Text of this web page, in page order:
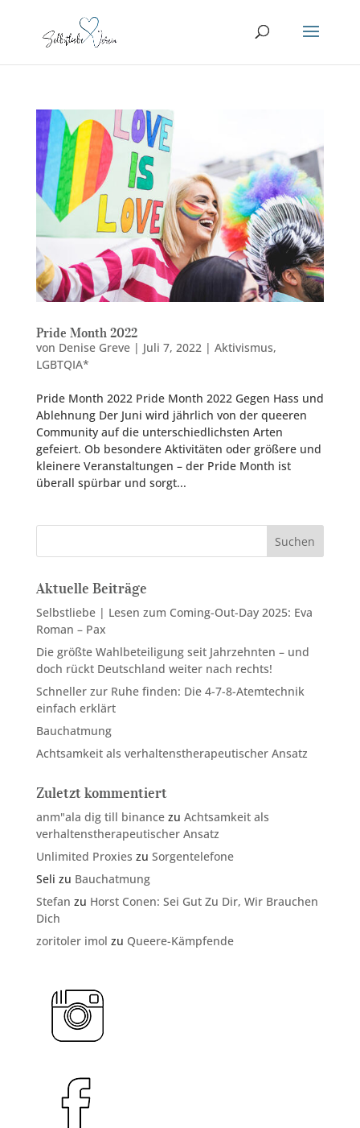
Pride Month 2022
von Denise Greve| Juli 7, 2022| Aktivismus,
LGBTQIA*
Pride Month 2022 Pride Month 2022 Gegen Hass und
Ablehnung Der Juni wird jährlich von der queeren
Community auf die unterschiedlichsten Arten
gefeiert. Ob besondere Aktivitäten oder größere und
kleinere Veranstaltungen – der Pride Month ist
überall spürbar und sorgt...
Suchen
Aktuelle Beiträge
Selbstliebe | Lesen zum Coming-Out-Day 2025: Eva
Roman – Pax
Die größte Wahlbeteiligung seit Jahrzehnten – und
doch rückt Deutschland weiter nach rechts!
Schneller zur Ruhe finden: Die 4-7-8-Atemtechnik
einfach erklärt
Bauchatmung
Achtsamkeit als verhaltenstherapeutischer Ansatz
Zuletzt kommentiert
anm"ala dig till binancezu Achtsamkeit als
verhaltenstherapeutischer Ansatz
Unlimited Proxies zu Sorgentelefone
Seli zu Bauchatmung
Stefan zu Horst Conen: Sei Gut Zu Dir, Wir Brauchen
Dich
zoritoler imol zu Queere-Kämpfende